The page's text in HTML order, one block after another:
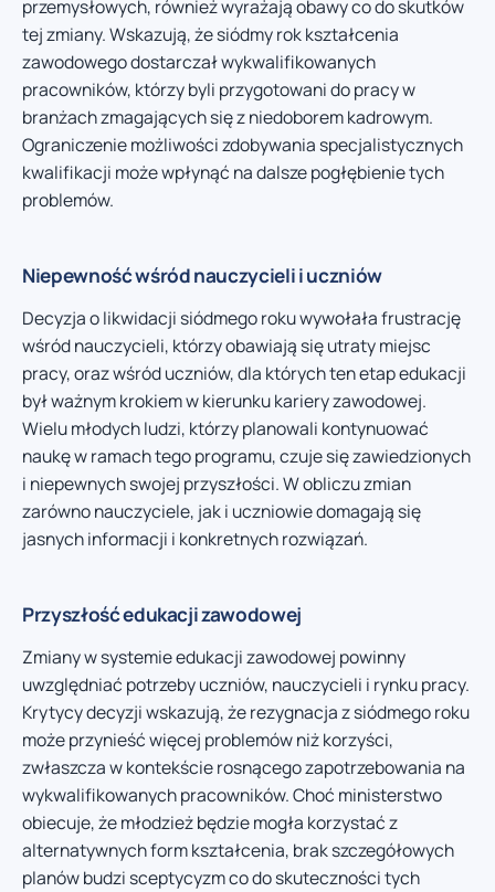
przemysłowych, również wyrażają obawy co do skutków
tej zmiany. Wskazują, że siódmy rok kształcenia
zawodowego dostarczał wykwalifikowanych
pracowników, którzy byli przygotowani do pracy w
branżach zmagających się z niedoborem kadrowym.
Ograniczenie możliwości zdobywania specjalistycznych
kwalifikacji może wpłynąć na dalsze pogłębienie tych
problemów.
Niepewność wśród nauczycieli i uczniów
Decyzja o likwidacji siódmego roku wywołała frustrację
wśród nauczycieli, którzy obawiają się utraty miejsc
pracy, oraz wśród uczniów, dla których ten etap edukacji
był ważnym krokiem w kierunku kariery zawodowej.
Wielu młodych ludzi, którzy planowali kontynuować
naukę w ramach tego programu, czuje się zawiedzionych
i niepewnych swojej przyszłości. W obliczu zmian
zarówno nauczyciele, jak i uczniowie domagają się
jasnych informacji i konkretnych rozwiązań.
Przyszłość edukacji zawodowej
Zmiany w systemie edukacji zawodowej powinny
uwzględniać potrzeby uczniów, nauczycieli i rynku pracy.
Krytycy decyzji wskazują, że rezygnacja z siódmego roku
może przynieść więcej problemów niż korzyści,
zwłaszcza w kontekście rosnącego zapotrzebowania na
wykwalifikowanych pracowników. Choć ministerstwo
obiecuje, że młodzież będzie mogła korzystać z
alternatywnych form kształcenia, brak szczegółowych
planów budzi sceptycyzm co do skuteczności tych